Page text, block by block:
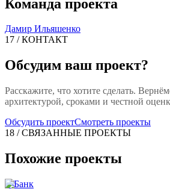
Команда проекта
Дамир Ильяшенко
17 / КОНТАКТ
Обсудим ваш проект?
Расскажите, что хотите сделать.
архитектурой, сроками и честной
Обсудить проектСмотреть проекты
18 / СВЯЗАННЫЕ ПРОЕКТЫ
Похожие проекты
Т-Банк